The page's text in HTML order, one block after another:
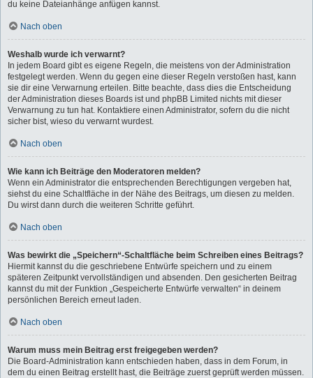
du keine Dateianhänge anfügen kannst.
Nach oben
Weshalb wurde ich verwarnt?
In jedem Board gibt es eigene Regeln, die meistens von der Administration
festgelegt werden. Wenn du gegen eine dieser Regeln verstoßen hast, kann
sie dir eine Verwarnung erteilen. Bitte beachte, dass dies die Entscheidung
der Administration dieses Boards ist und phpBB Limited nichts mit dieser
Verwarnung zu tun hat. Kontaktiere einen Administrator, sofern du die nicht
sicher bist, wieso du verwarnt wurdest.
Nach oben
Wie kann ich Beiträge den Moderatoren melden?
Wenn ein Administrator die entsprechenden Berechtigungen vergeben hat,
siehst du eine Schaltfläche in der Nähe des Beitrags, um diesen zu melden.
Du wirst dann durch die weiteren Schritte geführt.
Nach oben
Was bewirkt die „Speichern“-Schaltfläche beim Schreiben eines Beitrags?
Hiermit kannst du die geschriebene Entwürfe speichern und zu einem
späteren Zeitpunkt vervollständigen und absenden. Den gesicherten Beitrag
kannst du mit der Funktion „Gespeicherte Entwürfe verwalten“ in deinem
persönlichen Bereich erneut laden.
Nach oben
Warum muss mein Beitrag erst freigegeben werden?
Die Board-Administration kann entschieden haben, dass in dem Forum, in
dem du einen Beitrag erstellt hast, die Beiträge zuerst geprüft werden müssen.